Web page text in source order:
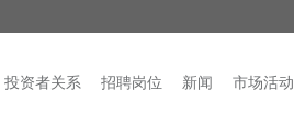
市场活动
投资者关系 招聘岗位 新闻 市场活动